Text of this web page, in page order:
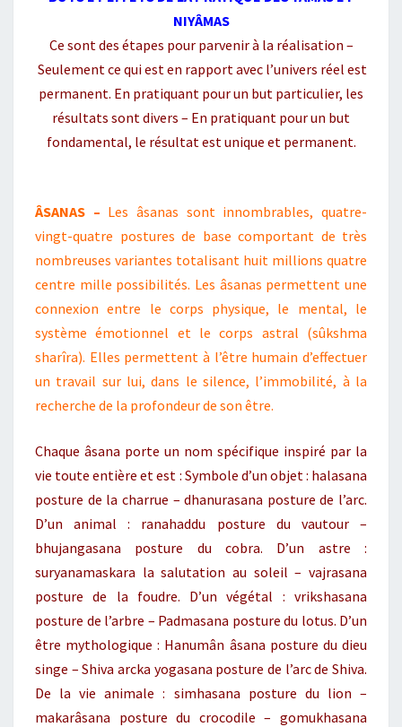
NIYÂMAS
Ce sont des étapes pour parvenir à la réalisation –
Seulement ce qui est en rapport avec l’univers réel est
permanent. En pratiquant pour un but particulier, les
résultats sont divers – En pratiquant pour un but
fondamental, le résultat est unique et permanent.
ÂSANAS – Les âsanas sont innombrables, quatre-
vingt-quatre postures de base comportant de très
nombreuses variantes totalisant huit millions quatre
centre mille possibilités. Les âsanas permettent une
connexion entre le corps physique, le mental, le
système émotionnel et le corps astral (sûkshma
sharîra). Elles permettent à l’être humain d’effectuer
un travail sur lui, dans le silence, l’immobilité, à la
recherche de la profondeur de son être.
Chaque âsana porte un nom spécifique inspiré par la
vie toute entière et est : Symbole d’un objet : halasana
posture de la charrue – dhanurasana posture de l’arc.
D’un animal : ranahaddu posture du vautour –
bhujangasana posture du cobra. D’un astre :
suryanamaskara la salutation au soleil – vajrasana
posture de la foudre. D’un végétal : vrikshasana
posture de l’arbre – Padmasana posture du lotus. D’un
être mythologique : Hanumân âsana posture du dieu
singe – Shiva arcka yogasana posture de l’arc de Shiva.
De la vie animale : simhasana posture du lion –
makarâsana posture du crocodile – gomukhasana